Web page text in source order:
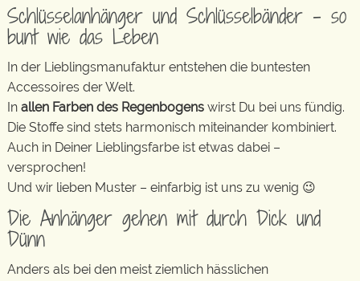
Schlüsselanhänger und Schlüsselbänder – so
bunt wie das Leben
In der Lieblingsmanufaktur entstehen die buntesten
Accessoires der Welt.
In allen Farben des Regenbogens wirst Du bei uns fündig.
Die Stoffe sind stets harmonisch miteinander kombiniert.
Auch in Deiner Lieblingsfarbe ist etwas dabei –
versprochen!
Und wir lieben Muster – einfarbig ist uns zu wenig 😉
Die Anhänger gehen mit durch Dick und
Dünn
Anders als bei den meist ziemlich hässlichen